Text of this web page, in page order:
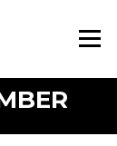
Menü